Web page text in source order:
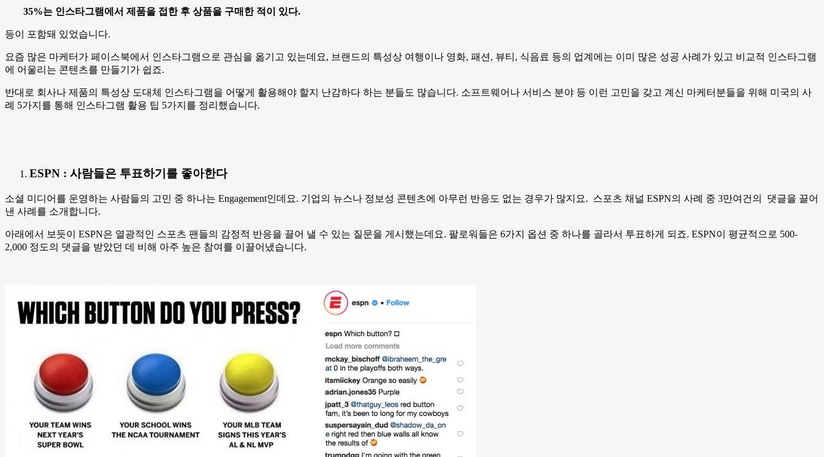
35%는 인스타그램에서 제품을 접한 후 상품을 구매한 적이 있다.
등이 포함돼 있었습니다.
요즘 많은 마케터가 페이스북에서 인스타그램으로 관심을 옮기고 있는데요, 브랜드의 특성상 여행이나 영화, 패션, 뷰티, 식음료 등의 업계에는 이미 많은 성공 사례가 있고 비교적 인스타그램
에 어울리는 콘텐츠를 만들기가 쉽죠.
반대로 회사나 제품의 특성상 도대체 인스타그램을 어떻게 활용해야 할지 난감하다 하는 분들도 많습니다. 소프트웨어나 서비스 분야 등 이런 고민을 갖고 계신 마케터분들을 위해 미국의 사
례 5가지를 통해 인스타그램 활용 팁 5가지를 정리했습니다.
ESPN : 사람들은 투표하기를 좋아한다
소셜 미디어를 운영하는 사람들의 고민 중 하나는 Engagement인데요. 기업의 뉴스나 정보성 콘텐츠에 아무런 반응도 없는 경우가 많지요. 스포츠 채널 ESPN의 사례 중 3만여건의 댓글을 끌어
낸 사례를 소개합니다.
아래에서 보듯이 ESPN은 열광적인 스포츠 팬들의 감정적 반응을 끌어 낼 수 있는 질문을 게시했는데요. 팔로워들은 6가지 옵션 중 하나를 골라서 투표하게 되죠. ESPN이 평균적으로 500-
2,000 정도의 댓글을 받았던 데 비해 아주 높은 참여를 이끌어냈습니다.